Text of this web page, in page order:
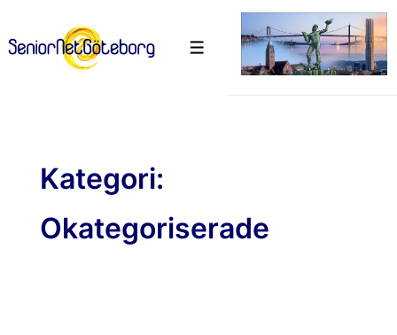
Hoppa
Meny
Kategori:
Okategoriserade